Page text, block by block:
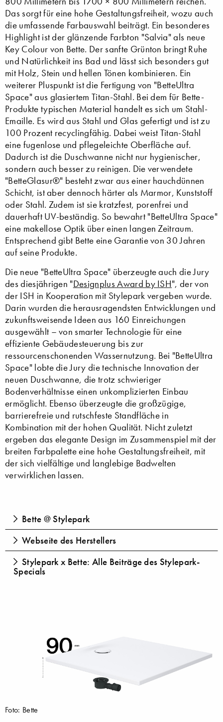
Das sorgt für eine hohe Gestaltungsfreiheit, wozu auch
die umfassende Farbauswahl beiträgt. Ein besonderes
Highlight ist der glänzende Farbton "Salvia" als neue
Key Colour von Bette. Der sanfte Grünton bringt Ruhe
und Natürlichkeit ins Bad und lässt sich besonders gut
mit Holz, Stein und hellen Tönen kombinieren. Ein
weiterer Pluspunkt ist die Fertigung von "BetteUltra
Space" aus glasiertem Titan-Stahl. Bei dem für Bette-
Produkte typischen Material handelt es sich um Stahl-
Emaille. Es wird aus Stahl und Glas gefertigt und ist zu
100 Prozent recyclingfähig. Dabei weist Titan-Stahl
eine fugenlose und pflegeleichte Oberfläche auf.
Dadurch ist die Duschwanne nicht nur hygienischer,
sondern auch besser zu reinigen. Die verwendete
"BetteGlasur®" besteht zwar aus einer hauchdünnen
Schicht, ist aber dennoch härter als Marmor, Kunststoff
oder Stahl. Zudem ist sie kratzfest, porenfrei und
dauerhaft UV-beständig. So bewahrt "BetteUltra Space"
eine makellose Optik über einen langen Zeitraum.
Entsprechend gibt Bette eine Garantie von 30 Jahren
auf seine Produkte.
Die neue "BetteUltra Space" überzeugte auch die Jury
des diesjährigen "Designplus Award by ISH", der von
der ISH in Kooperation mit Stylepark vergeben wurde.
Darin wurden die herausragendsten Entwicklungen und
zukunftsweisende Ideen aus 160 Einreichungen
ausgewählt – von smarter Technologie für eine
effiziente Gebäudesteuerung bis zur
ressourcenschonenden Wassernutzung. Bei "BetteUltra
Space" lobte die Jury die technische Innovation der
neuen Duschwanne, die trotz schwieriger
Bodenverhältnisse einen unkomplizierten Einbau
ermöglicht. Ebenso überzeugte die großzügige,
barrierefreie und rutschfeste Standfläche in
Kombination mit der hohen Qualität. Nicht zuletzt
ergeben das elegante Design im Zusammenspiel mit der
breiten Farbpalette eine hohe Gestaltungsfreiheit, mit
der sich vielfältige und langlebige Badwelten
verwirklichen lassen.
Bette @ Stylepark
Webseite des Herstellers
Stylepark x Bette: Alle Beiträge des Stylepark-
Specials
Foto: Bette